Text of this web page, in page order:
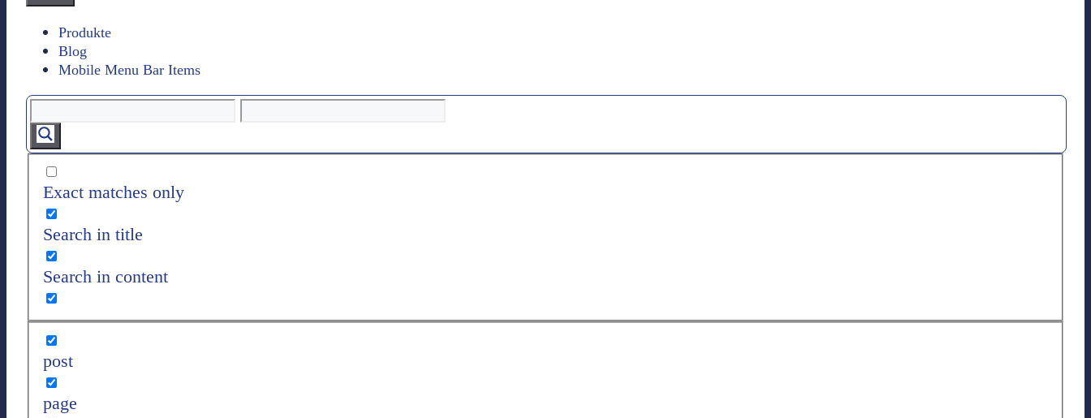
e
n
u
Produkte
Blog
Mobile Menu Bar Items
Exact matches only
Search in title
Search in content
post
page